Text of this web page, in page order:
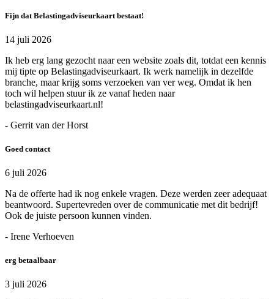
Fijn dat Belastingadviseurkaart bestaat!
14 juli 2026
Ik heb erg lang gezocht naar een website zoals dit, totdat een kennis
mij tipte op Belastingadviseurkaart. Ik werk namelijk in dezelfde
branche, maar krijg soms verzoeken van ver weg. Omdat ik hen
toch wil helpen stuur ik ze vanaf heden naar
belastingadviseurkaart.nl!
- Gerrit van der Horst
Goed contact
6 juli 2026
Na de offerte had ik nog enkele vragen. Deze werden zeer adequaat
beantwoord. Supertevreden over de communicatie met dit bedrijf!
Ook de juiste persoon kunnen vinden.
- Irene Verhoeven
erg betaalbaar
3 juli 2026